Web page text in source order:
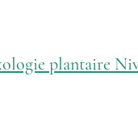
plantaire